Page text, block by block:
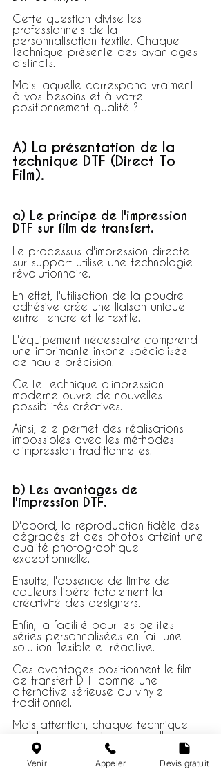
Cette question divise les
professionnels de la
personnalisation textile. Chaque
technique présente des avantages
distincts.
Mais laquelle correspond vraiment
à vos besoins et à votre
positionnement qualité ?
A) La présentation de la
technique DTF (Direct To
Film).
a) Le principe de l'impression
DTF sur film de transfert.
Le processus d'impression directe
sur support utilise une technologie
révolutionnaire.
En effet, l'utilisation de la poudre
adhésive crée une liaison unique
entre l'encre et le textile.
L'équipement nécessaire comprend
une imprimante inkone spécialisée
de haute précision.
Cette technique d'impression
moderne ouvre de nouvelles
possibilités créatives.
Ainsi, elle permet des réalisations
impossibles avec les méthodes
d'impression traditionnelles.
b) Les avantages de
l'impression DTF.
D'abord, la reproduction fidèle des
dégradés et des photos atteint une
qualité photographique
exceptionnelle.
Ensuite, l'absence de limite de
couleurs libère totalement la
créativité des designers.
Enfin, la facilité pour les petites
séries personnalisées en fait une
solution flexible et réactive.
Ces avantages positionnent le film
de transfert DTF comme une
alternative sérieuse au vinyle
traditionnel.
Mais attention, chaque technique
garde ses domaines d'excellence .
Venir Appeler Devis gratuit